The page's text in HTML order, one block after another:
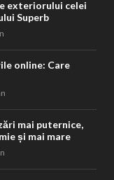
exteriorului celei
Superb
online: Care
mai puternice,
și mai mare